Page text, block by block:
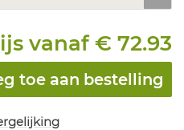
vanaf € 72.93
toe aan bestelling